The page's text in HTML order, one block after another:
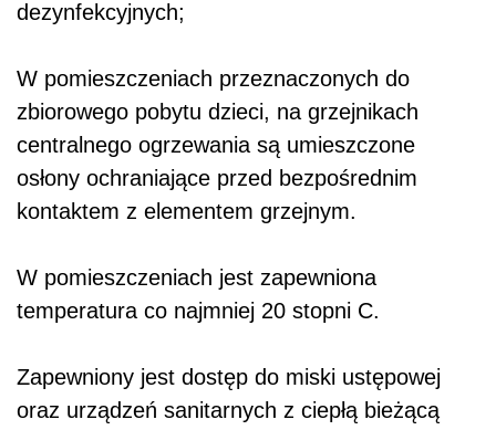
dezynfekcyjnych;
W pomieszczeniach przeznaczonych do
zbiorowego pobytu dzieci, na grzejnikach
centralnego ogrzewania są umieszczone
osłony ochraniające przed bezpośrednim
kontaktem z elementem grzejnym.
W pomieszczeniach jest zapewniona
temperatura co najmniej 20 stopni C.
Zapewniony jest dostęp do miski ustępowej
oraz urządzeń sanitarnych z ciepłą bieżącą